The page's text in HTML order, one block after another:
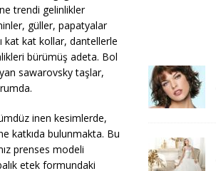
trendi gelinlikler
güller, papatyalar
kat kat kollar, dantellerle
bürümüş adeta. Bol
sawarovsky taşlar,
inen kesimlerde,
katkıda bulunmakta. Bu
prenses modeli
etek formundaki